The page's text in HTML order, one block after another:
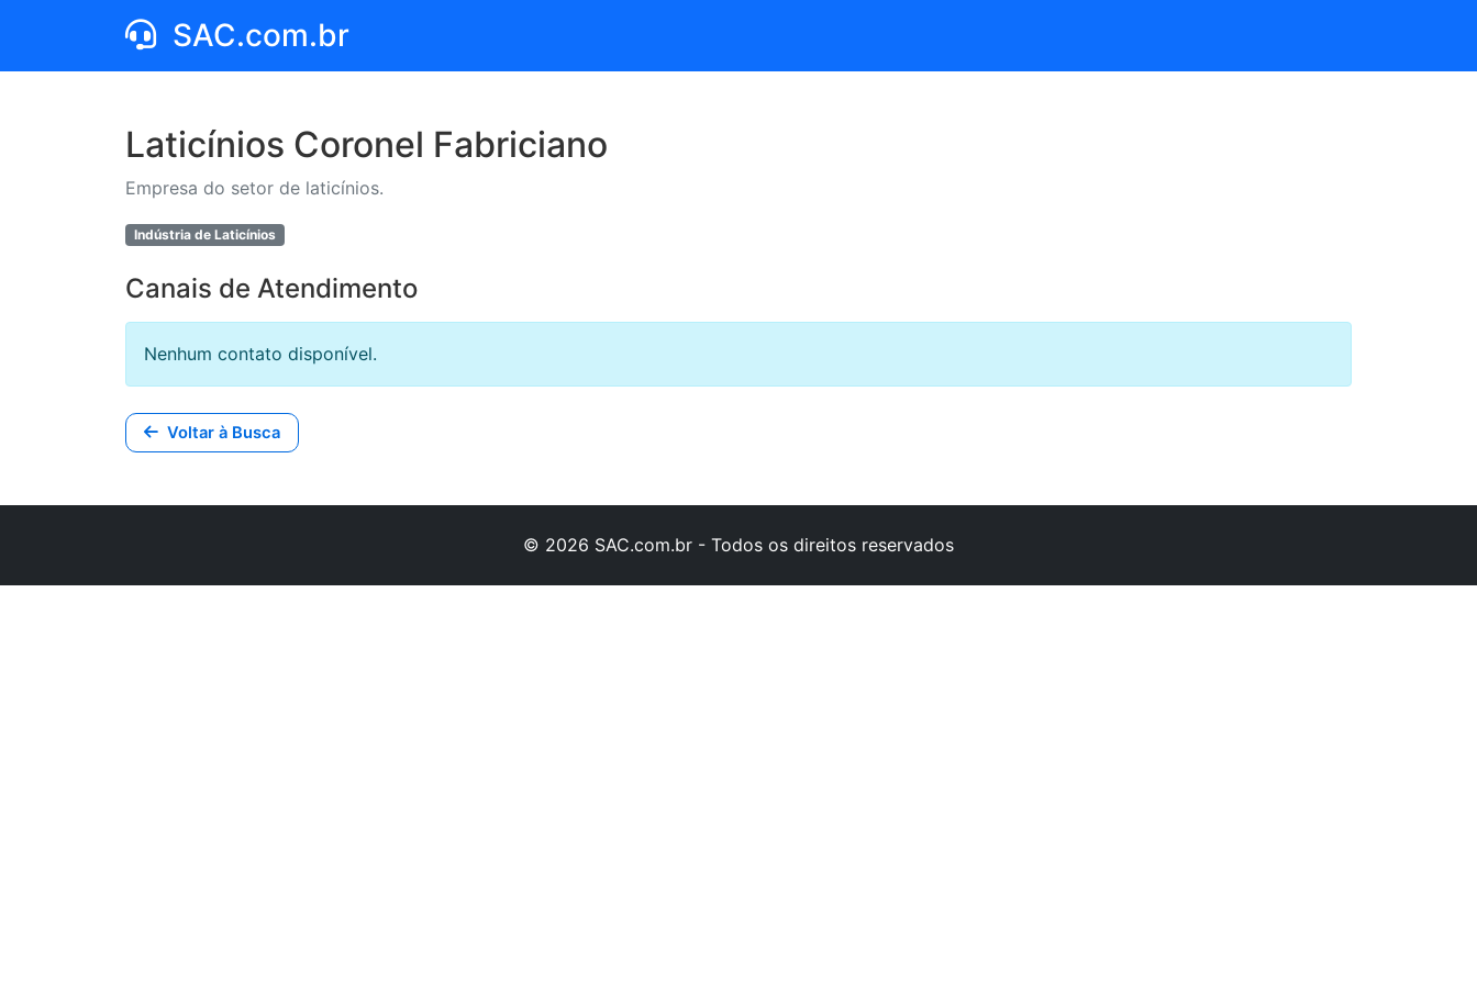
SAC.com.br
Laticínios Coronel Fabriciano
Empresa do setor de laticínios.
Indústria de Laticínios
Canais de Atendimento
Nenhum contato disponível.
Voltar à Busca
© 2026 SAC.com.br - Todos os direitos reservados